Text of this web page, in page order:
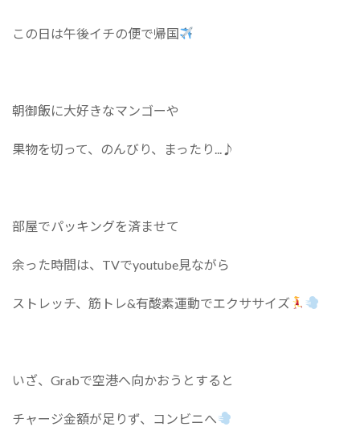
この日は午後イチの便で帰国
朝御飯に大好きなマンゴーや
果物を切って、のんびり、まったり...♪︎
部屋でパッキングを済ませて
余った時間は、TVでyoutube見ながら
ストレッチ、筋トレ&有酸素運動でエクササイズ
いざ、Grabで空港へ向かおうとすると
チャージ金額が足りず、コンビニへ